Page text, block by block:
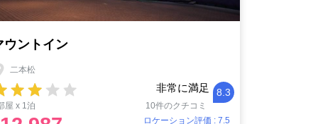
ウントイン
二本松
非常に満足 8.3
屋 x 1泊
10件のクチコミ
ロケーション評価 : 7.5